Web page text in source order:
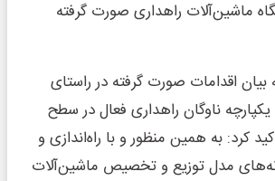
۱۲۱۰ دستگاه ماشین‌آلات راهداری صورت گرفته
اقدامات صورت گرفته در راستای
ناوگان راهداری فعال در سطح
کرد: به همین منظور و با راه‌اندازی و
مدل توزیع و تخصیص ماشین‌آلات